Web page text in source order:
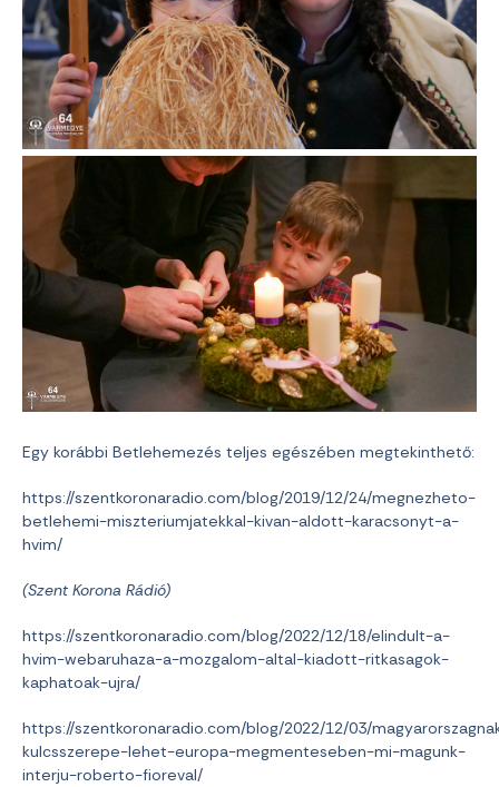
Egy korábbi Betlehemezés teljes egészében megtekinthető:
https://szentkoronaradio.com/blog/2019/12/24/megnezheto-
betlehemi-miszteriumjatekkal-kivan-aldott-karacsonyt-a-
hvim/
(Szent Korona Rádió)
https://szentkoronaradio.com/blog/2022/12/18/elindult-a-
hvim-webaruhaza-a-mozgalom-altal-kiadott-ritkasagok-
kaphatoak-ujra/
https://szentkoronaradio.com/blog/2022/12/03/
kulcsszerepe-lehet-europa-megmenteseben-mi-magunk-
interju-roberto-fioreval/